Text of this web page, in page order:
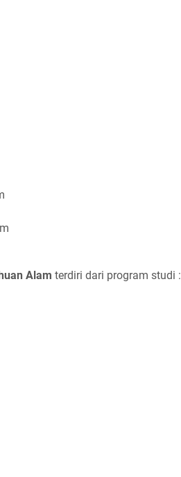
Alam terdiri dari program studi :